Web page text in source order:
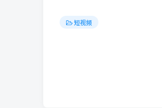
短视频